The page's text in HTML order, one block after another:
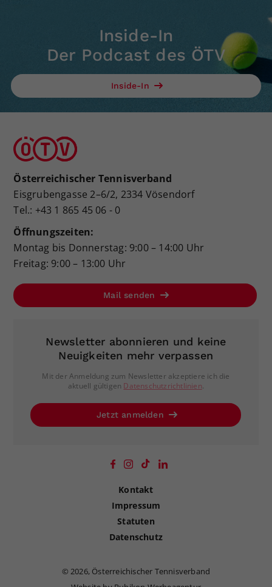
Inside-In
Der Podcast des ÖTV
Inside-In
Österreichischer Tennisverband
Eisgrubengasse 2–6/2, 2334 Vösendorf
Tel.: +43 1 865 45 06 - 0
Öffnungszeiten:
Montag bis Donnerstag: 9:00 – 14:00 Uhr
Freitag: 9:00 – 13:00 Uhr
Mail senden
Newsletter abonnieren und keine
Neuigkeiten mehr verpassen
Mit der Anmeldung zum Newsletter akzeptiere ich die
aktuell gültigen Datenschutzrichtlinien.
Jetzt anmelden
Kontakt
Impressum
Statuten
Datenschutz
©2026, Österreichischer Tennisverband